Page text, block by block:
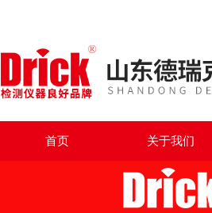
首页 关于我们